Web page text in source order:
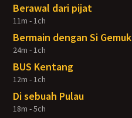
Berawal dari pijat
11m - 1ch
Bermain dengan Si Gemuk
24m - 1ch
BUS Kentang
12m - 1ch
Di sebuah Pulau
18m - 5ch